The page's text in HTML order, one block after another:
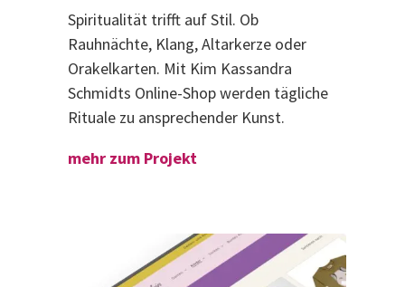
Spiritualität trifft auf Stil. Ob
Rauhnächte, Klang, Altarkerze oder
Orakelkarten. Mit Kim Kassandra
Schmidts Online-Shop werden tägliche
Rituale zu ansprechender Kunst.
mehr zum Projekt